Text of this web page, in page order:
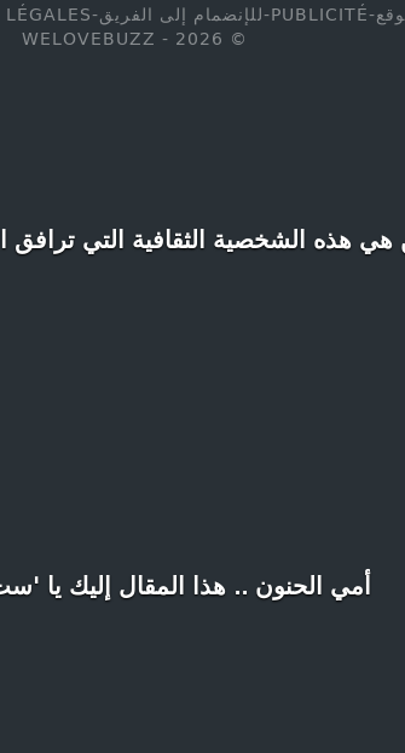
هي هذه الشخصية الثقافية التي ترافق
أمي الحنون .. هذا المقال إليك يا
-
PUBLICITÉ
-للإنضمام إلى الفريق-
© WELOVEBUZZ - 2026